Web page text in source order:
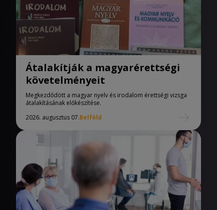
Átalakítják a magyarérettségi
követelményeit
Megkezdődött a magyar nyelv és irodalom érettségi vizsga
átalakításának előkészítése.
2026. augusztus 07.Belföld